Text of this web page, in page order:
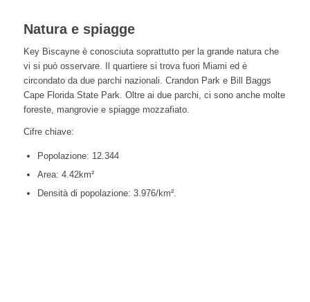
Natura e spiagge
Key Biscayne è conosciuta soprattutto per la grande natura che
vi si può osservare. Il quartiere si trova fuori Miami ed è
circondato da due parchi nazionali. Crandon Park e Bill Baggs
Cape Florida State Park. Oltre ai due parchi, ci sono anche molte
foreste, mangrovie e spiagge mozzafiato.
Cifre chiave:
Popolazione: 12.344
Area: 4.42km²
Densità di popolazione: 3.976/km².